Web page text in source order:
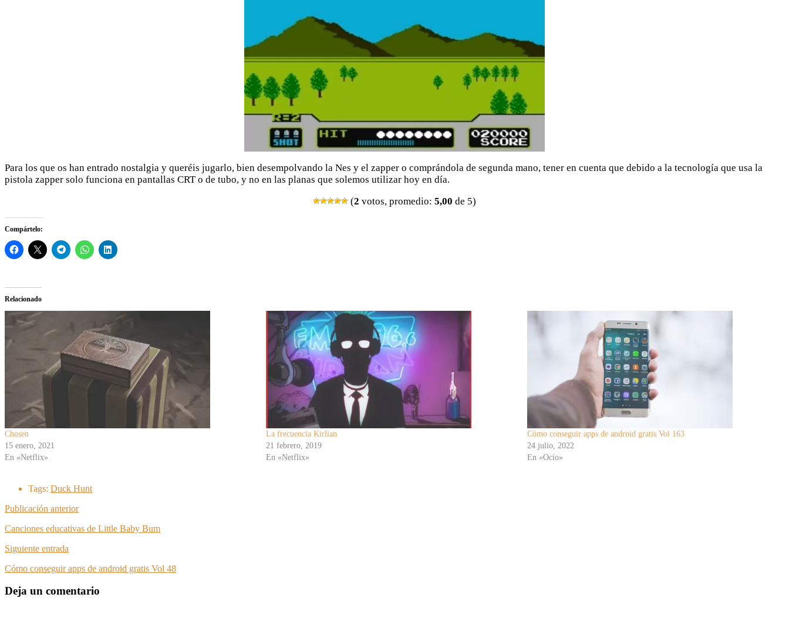
Para los que os han entrado nostalgia y queréis jugarlo, bien desempolvando la Nes y el zapper o comprándola de segunda mano, tener en cuenta que debido a la tecnología que usa la
pistola zapper solo funciona en pantallas CRT o de tubo, y no en las planas que solemos utilizar hoy en día.
(2 votos, promedio: 5,00 de 5)
Compártelo:
Relacionado
Chosen
15 enero, 2021
En «Netflix»
La frecuencia Kirlian
21 febrero, 2019
En «Netflix»
Cómo conseguir apps de android gratis Vol 163
24 julio, 2022
En «Ocio»
Tags: Duck Hunt
Publicación anterior
Canciones educativas de Little Baby Bum
Siguiente entrada
Cómo conseguir apps de android gratis Vol 48
Deja un comentario